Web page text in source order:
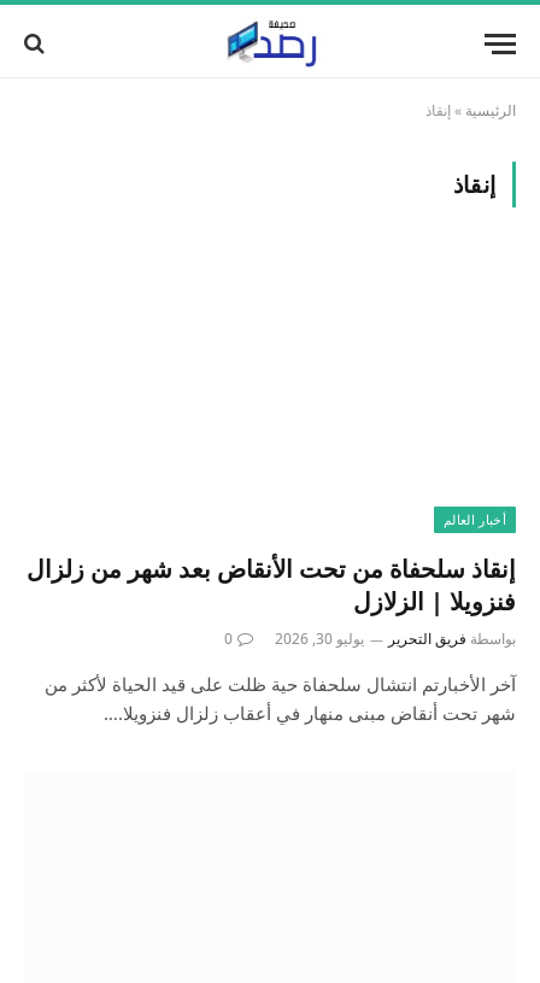
الرئيسية » إنقاذ
إنقاذ
أخبار العالم
إنقاذ سلحفاة من تحت الأنقاض بعد شهر من زلزال
فنزويلا | الزلازل
بواسطة فريق التحرير يوليو 30, 2026 0
آخر الأخبارتم انتشال سلحفاة حية ظلت على قيد الحياة لأكثر من
شهر تحت أنقاض مبنى منهار في أعقاب زلزال فنزويلا.…